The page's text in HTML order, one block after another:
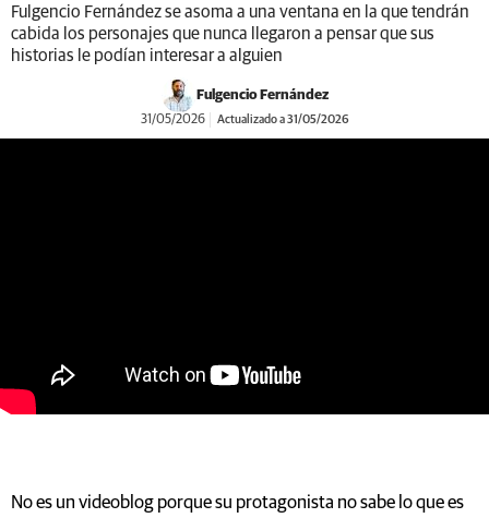
Fulgencio Fernández se asoma a una ventana en la que tendrán
cabida los personajes que nunca llegaron a pensar que sus
historias le podían interesar a alguien
Fulgencio Fernández
31/05/2026 Actualizado a 31/05/2026
No es un videoblog porque su protagonista no sabe lo que es